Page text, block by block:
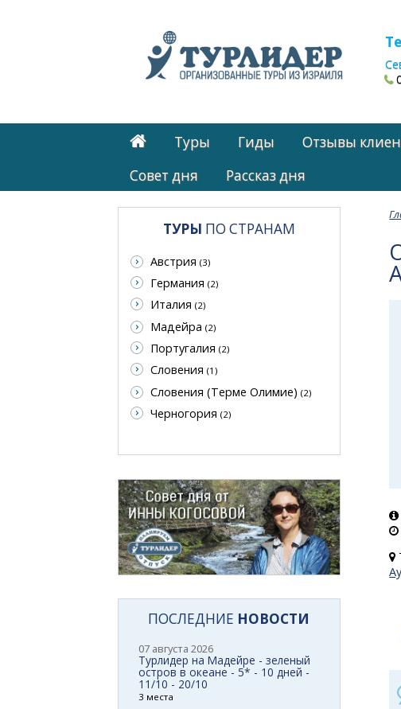
Туры Гиды Отзывы
Cовет дня
Рассказ дня
ТУРЫ ПО СТРАНАМ
Австрия (3)
Германия (2)
Италия (2)
Мадейра (2)
Португалия (2)
Словения (1)
Словения (Терме Олимие) (2)
Черногория (2)
ПОСЛЕДНИЕ НОВОСТИ
07 августа 2026
Турлидер на Мадейре - зеленый
остров в океане - 5* - 10 дней -
11/10 - 20/10
3 места